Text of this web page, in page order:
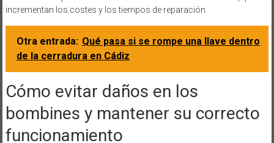
incrementan los costes y los tiempos de reparación.
Otra entrada: Qué pasa si se rompe una llave dentro
de la cerradura en Cádiz
Cómo evitar daños en los
bombines y mantener su correcto
funcionamiento